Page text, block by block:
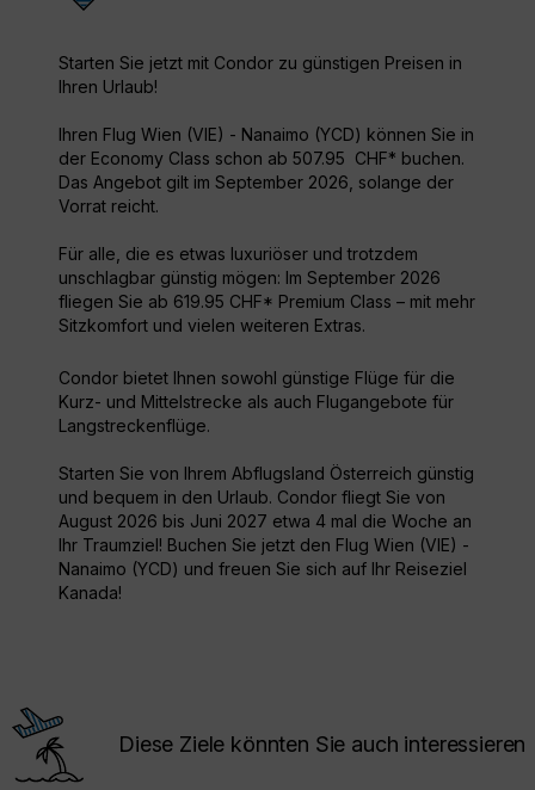
Starten Sie jetzt mit Condor zu günstigen Preisen in
Ihren Urlaub!
Ihren Flug Wien (VIE) - Nanaimo (YCD) können Sie in
der Economy Class schon ab 507.95 CHF* buchen.
Das Angebot gilt im September 2026, solange der
Vorrat reicht.
Für alle, die es etwas luxuriöser und trotzdem
unschlagbar günstig mögen: Im September 2026
fliegen Sie ab 619.95 CHF* Premium Class – mit mehr
Sitzkomfort und vielen weiteren Extras.
Condor bietet Ihnen sowohl günstige Flüge für die
Kurz- und Mittelstrecke als auch Flugangebote für
Langstreckenflüge.
Starten Sie von Ihrem Abflugsland Österreich günstig
und bequem in den Urlaub. Condor fliegt Sie von
August 2026 bis Juni 2027 etwa 4 mal die Woche an
Ihr Traumziel! Buchen Sie jetzt den Flug Wien (VIE) -
Nanaimo (YCD) und freuen Sie sich auf Ihr Reiseziel
Kanada!
Diese Ziele könnten Sie auch interessieren